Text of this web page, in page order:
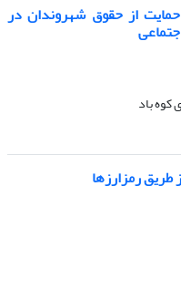
از حقوق شهروندان در
باد
طریق رمزارزها